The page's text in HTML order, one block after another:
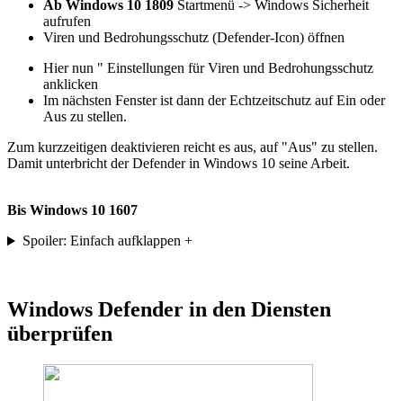
Ab Windows 10 1809 Startmenü -> Windows Sicherheit
aufrufen
Viren und Bedrohungsschutz (Defender-Icon) öffnen
Hier nun " Einstellungen für Viren und Bedrohungsschutz
anklicken
Im nächsten Fenster ist dann der Echtzeitschutz auf Ein oder
Aus zu stellen.
Zum kurzzeitigen deaktivieren reicht es aus, auf "Aus" zu stellen.
Damit unterbricht der Defender in Windows 10 seine Arbeit.
Bis Windows 10 1607
Spoiler: Einfach aufklappen +
Windows Defender in den Diensten
überprüfen